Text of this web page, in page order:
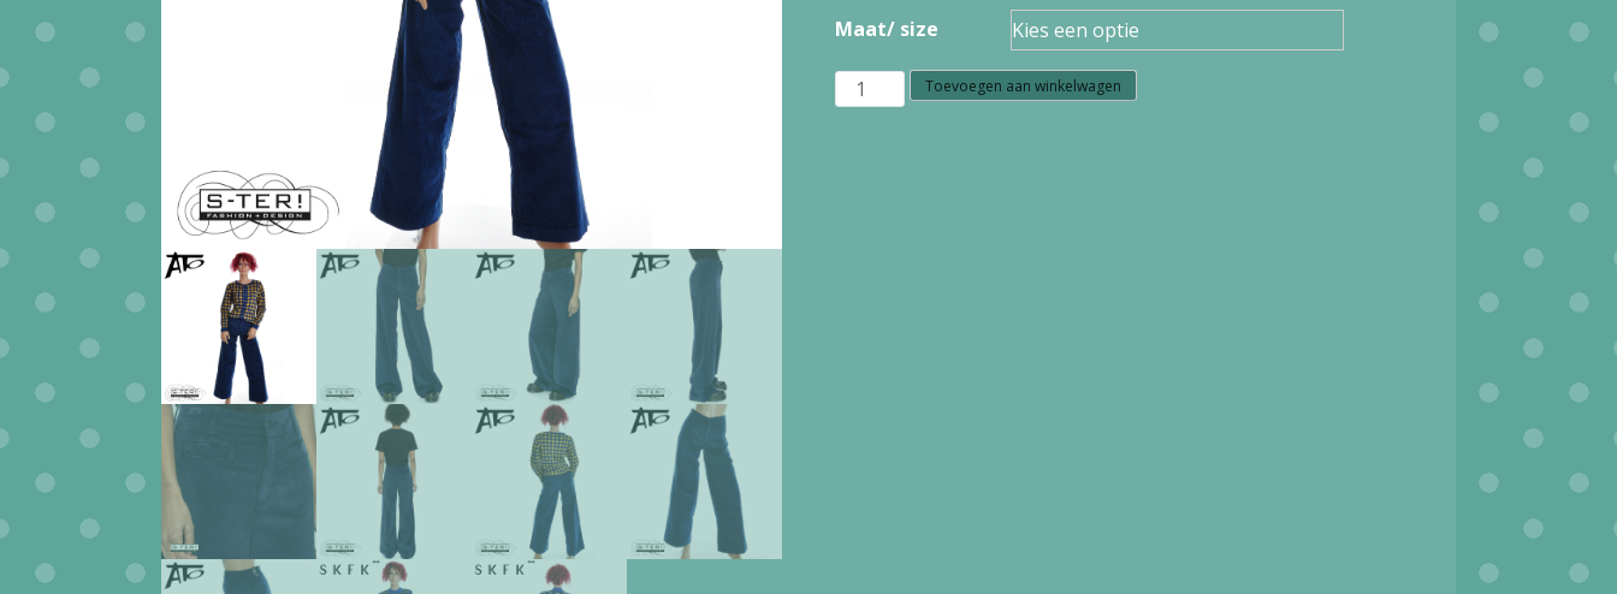
Maat/ size
B1.15
Toevoegen aan winkelwagen